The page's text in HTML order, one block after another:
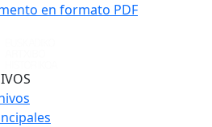
en formato PDF